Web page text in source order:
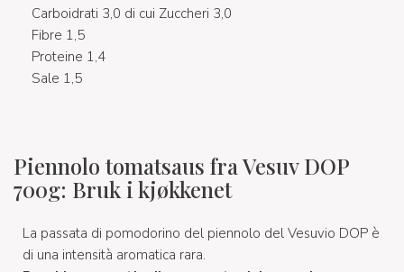
Carboidrati 3,0 di cui Zuccheri 3,0
Fibre 1,5
Proteine 1,4
Sale 1,5
Piennolo tomatsaus fra Vesuv DOP
700g: Bruk i kjøkkenet
La passata di pomodorino del piennolo del Vesuvio DOP è
di una intensità aromatica rara.